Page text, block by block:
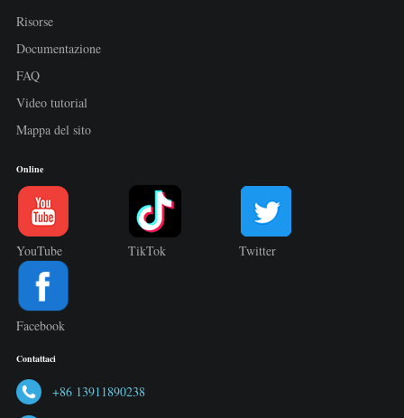
Risorse
Documentazione
FAQ
Video tutorial
Mappa del sito
Online
YouTube TikTok Twitter
Facebook
Contattaci
+86 13911890238